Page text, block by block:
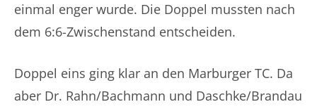
einmal enger wurde. Die Doppel mussten nach
dem 6:6-Zwischenstand entscheiden.
Doppel eins ging klar an den Marburger TC. Da
aber Dr. Rahn/Bachmann und Daschke/Brandau